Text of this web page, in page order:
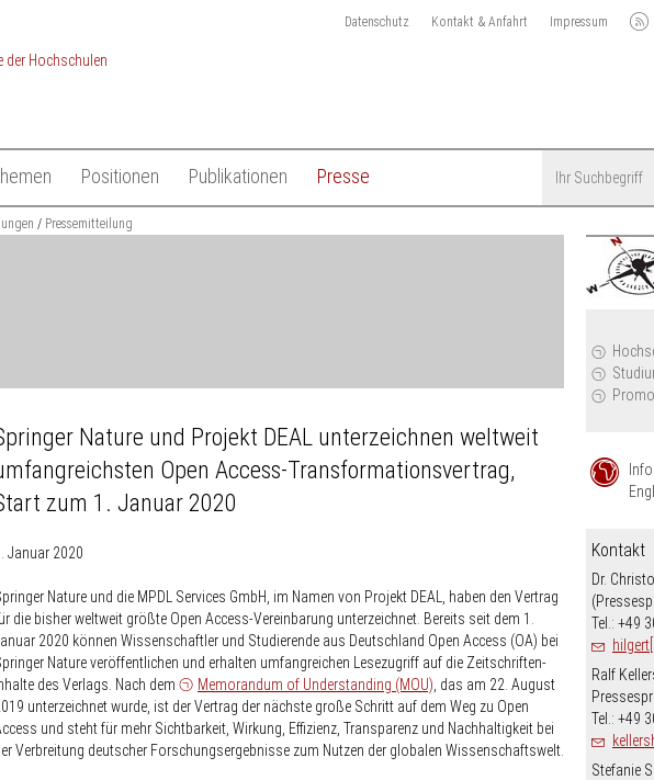
Datenschutz Kontakt & Anfahrt Impressum
Hochschulen
Studium
Positionen Publikationen Presse
Pressemitteilung
Nature und Projekt DEAL unterzeichnen weltweit
Open Access-Transformationsvertrag,
zum 1. Januar 2020
Januar 2020
Nature und die MPDL Services GmbH, im Namen von Projekt DEAL, haben den Vertrag
die bisher weltweit größte Open Access-Vereinbarung unterzeichnet. Bereits seit dem 1.
2020 können Wissenschaftler und Studierende aus Deutschland Open Access (OA) bei
Nature veröffentlichen und erhalten umfangreichen Lesezugriff auf die Zeitschriften-
des Verlags. Nach dem
Memorandum of Understanding (MOU) , das am 22. August
unterzeichnet wurde, ist der Vertrag der nächste große Schritt auf dem Weg zu Open
und steht für mehr Sichtbarkeit, Wirkung, Effizienz, Transparenz und Nachhaltigkeit bei
Verbreitung deutscher Forschungsergebnisse zum Nutzen der globalen Wissenschaftswelt.
Kontakt
Dr.
Tel.: +49
Ralf
Tel.: +49
Stefanie